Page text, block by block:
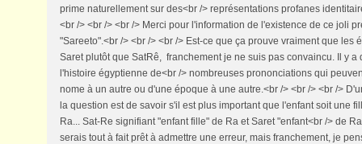
prime naturellement sur des<br /> représentations profanes
<br /> <br /> <br /> Merci pour l'information de l'existence de ce joli
"Sareeto".<br /> <br /> <br /> Est-ce que ça prouve vraiment que les
Saret plutôt que SatRê, franchement je ne suis pas convaincu. Il y a
l'histoire égyptienne de<br /> nombreuses prononciations qui
nome à un autre ou d'une époque à une autre.<br /> <br /> <br />
la question est de savoir s'il est plus important que l'enfant soit une
Ra... Sat-Re signifiant "enfant fille" de Ra et Saret "enfant<br /> de
serais tout à fait prêt à admettre une erreur, mais franchement, je